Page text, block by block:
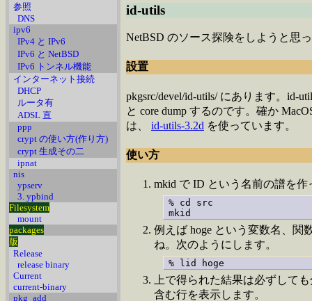
参照
DNS
ipv6
IPv4 と IPv6
IPv6 と NetBSD
IPv6 トンネル機能
インターネット接続
DHCP
ルータ有
ADSL 直
ppp
crypt の使い方(作り方)
crypt 生成その二
ipnat
nis
ypserv
3. ypbind
Filesystem
mount
packages
版
Release
release binary
Current
current-binary
pkg_add
id-utils
NetBSD のソース探険をしようと思
設置
pkgsrc/devel/id-utils/ にあります。id-
と core dump するのです。確か
は、 id-utils-3.2d を使っています。
使い方
mkid で ID という名前の譜を作
% cd src
mkid
例えば hoge という変数名、関
ね。次のようにします。
% lid hoge
上で得られた結果は必ずして
含む行を表示します。